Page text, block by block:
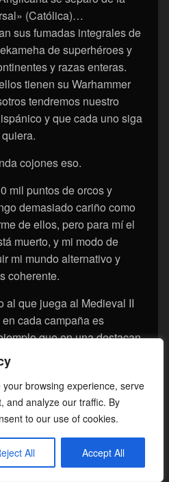
browsing experience, serve
and analyze our traffic. By
to our use of cookies.
All Accept All
(Católica)…
sus fumadas integrales de
de superhéroes y
y razas enteras.
tienen su Warhammer
tendremos nuestro
y que cada uno siga
cojones eso.
mil puntos de orcos y
demasiado cariño como
de ellos, pero para mí el
muerto, y mi modo de
mi mundo alternativo y
coherente.
al que juega al Medieval II
en cada campaña es
que en una destacan
los sicilianos y otra los
territoriales aquí y allá
ahora se estalla la Tercera
como estos fumados lo
saludo.